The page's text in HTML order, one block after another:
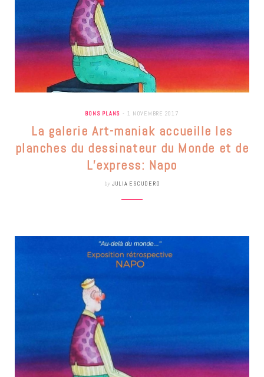
BONS PLANS 1 NOVEMBRE 2017
La galerie Art-maniak accueille les
planches du dessinateur du Monde et de
L’express: Napo
by JULIA ESCUDERO